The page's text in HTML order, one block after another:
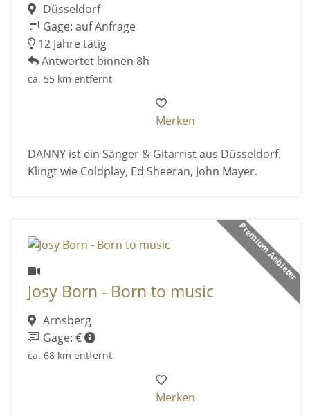
Düsseldorf
Gage: auf Anfrage
12 Jahre tätig
Antwortet binnen 8h
ca. 55 km entfernt
Merken
DANNY ist ein Sänger & Gitarrist aus Düsseldorf.
Klingt wie Coldplay, Ed Sheeran, John Mayer.
Premium Anbieter
Josy Born - Born to music
Arnsberg
Gage: €
ca. 68 km entfernt
Merken